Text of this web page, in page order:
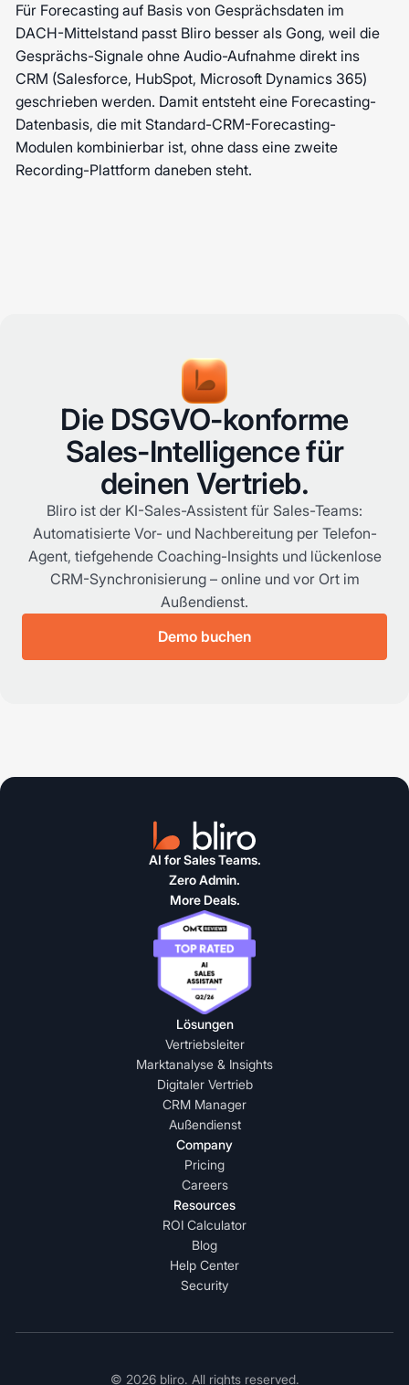
Für Forecasting auf Basis von Gesprächsdaten im
DACH-Mittelstand passt Bliro besser als Gong, weil die
Gesprächs-Signale ohne Audio-Aufnahme direkt ins
CRM (Salesforce, HubSpot, Microsoft Dynamics 365)
geschrieben werden. Damit entsteht eine Forecasting-
Datenbasis, die mit Standard-CRM-Forecasting-
Modulen kombinierbar ist, ohne dass eine zweite
Recording-Plattform daneben steht.
Die DSGVO-konforme
Sales-Intelligence für
deinen Vertrieb.
Bliro ist der KI-Sales-Assistent für Sales-Teams:
Automatisierte Vor- und Nachbereitung per Telefon-
Agent, tiefgehende Coaching-Insights und lückenlose
CRM-Synchronisierung – online und vor Ort im
Außendienst.
Demo buchen
AI for Sales Teams.
Zero Admin.
More Deals.
Lösungen
Vertriebsleiter
Marktanalyse & Insights
Digitaler Vertrieb
CRM Manager
Außendienst
Company
Pricing
Careers
Resources
ROI Calculator
Blog
Help Center
Security
© 2026 bliro. All rights reserved.